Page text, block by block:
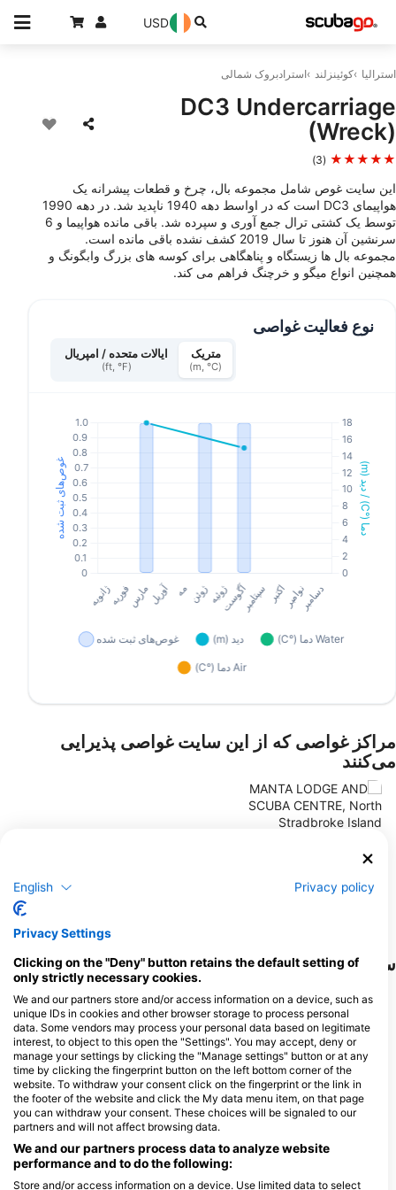
USD
استرالیا کوئینزلند استرادبروک شمالی
DC3 Undercarriage
(Wreck)
★★★★★
(3)
این سایت غوص شامل مجموعه بال، چرخ و قطعات پیشرانه یک
هواپیمای DC3 است که در اواسط دهه 1940 ناپدید شد. در دهه 1990
توسط یک کشتی ترال جمع آوری و سپرده شد. باقی مانده هواپیما و 6
سرنشین آن هنوز تا سال 2019 کشف نشده باقی مانده است.
مجموعه بال ها زیستگاه و پناهگاهی برای کوسه های بزرگ وابگونگ و
همچنین انواع میگو و خرچنگ فراهم می کند.
نوع فعالیت غواصی
متریک
(m, °C)
ایالات متحده / امپریال
(ft, °F)
مراکز غواصی که از این سایت غواصی پذیرایی
می‌کنند
CENTRE, North Stradbroke
132 Dickson Way, 4183 POINT
سایت‌های غواصی نزدیک
GOLD COAST DIVE CENTRE, 4220 MIAMI
Cook Island - North Wall (★4.3)
DIVE CENTRE, 4220 MIAMI
Mile Reef(★4.3)
English Privacy policy
Privacy Settings
Clicking on the "Deny" button retains the default setting of
only strictly necessary cookies.
We and our partners store and/or access information on a device, such as
unique IDs in cookies and other browser storage to process personal
data. Some vendors may process your personal data based on legitimate
interest, to object to this open the "Settings". You may accept, deny or
manage your settings by clicking the "Manage settings" button or at any
time by clicking the fingerprint button on the left bottom corner of the
website. To withdraw your consent click on the fingerprint or the link in
the footer of the website and click the My data menu item, on that page
you can withdraw your consent. These choices will be signaled to our
partners and will not affect browsing data.
We and our partners process data to analyze website
performance and to do the following:
Store and/or access information on a device. Use limited data to select